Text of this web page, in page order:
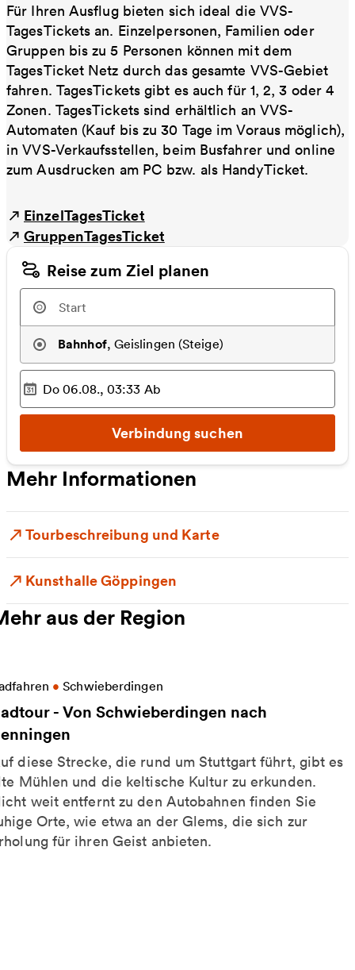
Für Ihren Ausflug bieten sich ideal die VVS-
TagesTickets an. Einzelpersonen, Familien oder
Gruppen bis zu 5 Personen können mit dem
TagesTicket Netz durch das gesamte VVS-Gebiet
fahren. TagesTickets gibt es auch für 1, 2, 3 oder 4
Zonen. TagesTickets sind erhältlich an VVS-
Automaten (Kauf bis zu 30 Tage im Voraus möglich),
in VVS-Verkaufsstellen, beim Busfahrer und online
zum Ausdrucken am PC bzw. als HandyTicket.
EinzelTagesTicket
GruppenTagesTicket
Reise zum Ziel planen
Bahnhof, Geislingen (Steige)
Ausgewählter Zeitpunkt
Do 06.08., 03:33 Ab
Verbindung suchen
Mehr Informationen
Tourbeschreibung und Karte
Kunsthalle Göppingen
aus der Region
• Schwieberdingen
- Von Schwieberdingen nach
diese Strecke, die rund um Stuttgart führt, gibt es
Mühlen und die keltische Kultur zu erkunden.
weit entfernt zu den Autobahnen finden Sie
Orte, wie etwa an der Glems, die sich zur
für ihren Geist anbieten.
Informationen zu Radtour - Von